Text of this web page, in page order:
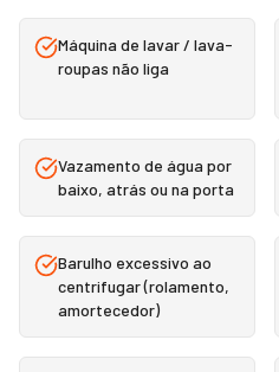
Máquina de lavar / lava-
roupas não liga
Vazamento de água por
baixo, atrás ou na porta
Barulho excessivo ao
centrifugar (rolamento,
amortecedor)